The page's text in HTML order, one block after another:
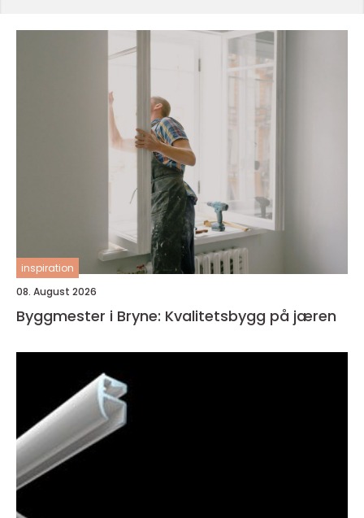
inspiration
08. August 2026
Byggmester i Bryne: Kvalitetsbygg på jæren